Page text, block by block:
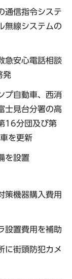
通信指令システ
無線システムの
急安心電話相談
発
プ自動車、西消
士見台分署の高
16分団及び第
を更新
を設置
策機器購入費用
設置費用を補助
に街頭防犯カメ